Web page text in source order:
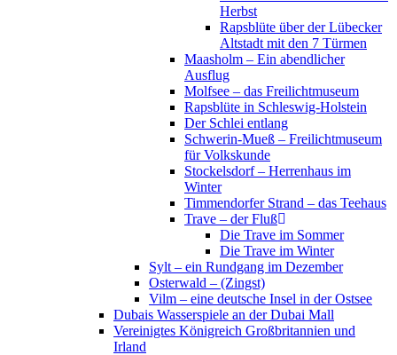
Herbst
Rapsblüte über der Lübecker
Altstadt mit den 7 Türmen
Maasholm – Ein abendlicher
Ausflug
Molfsee – das Freilichtmuseum
Rapsblüte in Schleswig-Holstein
Der Schlei entlang
Schwerin-Mueß – Freilichtmuseum
für Volkskunde
Stockelsdorf – Herrenhaus im
Winter
Timmendorfer Strand – das Teehaus
Trave – der Fluß
Die Trave im Sommer
Die Trave im Winter
Sylt – ein Rundgang im Dezember
Osterwald – (Zingst)
Vilm – eine deutsche Insel in der Ostsee
Dubais Wasserspiele an der Dubai Mall
Vereinigtes Königreich Großbritannien und
Irland